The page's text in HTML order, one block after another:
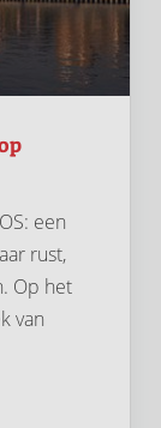
een
rust,
Op het
van